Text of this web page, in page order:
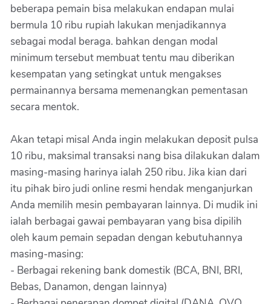
beberapa pemain bisa melakukan endapan mulai
bermula 10 ribu rupiah lakukan menjadikannya
sebagai modal beraga. bahkan dengan modal
minimum tersebut membuat tentu mau diberikan
kesempatan yang setingkat untuk mengakses
permainannya bersama memenangkan pementasan
secara mentok.
Akan tetapi misal Anda ingin melakukan deposit pulsa
10 ribu, maksimal transaksi nang bisa dilakukan dalam
masing-masing harinya ialah 250 ribu. Jika kian dari
itu pihak biro judi online resmi hendak menganjurkan
Anda memilih mesin pembayaran lainnya. Di mudik ini
ialah berbagai gawai pembayaran yang bisa dipilih
oleh kaum pemain sepadan dengan kebutuhannya
masing-masing:
- Berbagai rekening bank domestik (BCA, BNI, BRI,
Bebas, Danamon, dengan lainnya)